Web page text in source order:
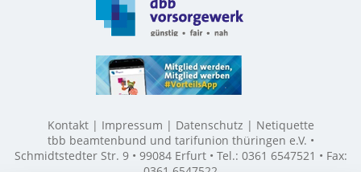
Kontakt Impressum Datenschutz
Netiquette
tbb beamtenbund und tarifunion thüringen e.V. •
Schmidtstedter Str. 9 • 99084 Erfurt • Tel.: 0361 6547521 • Fax: